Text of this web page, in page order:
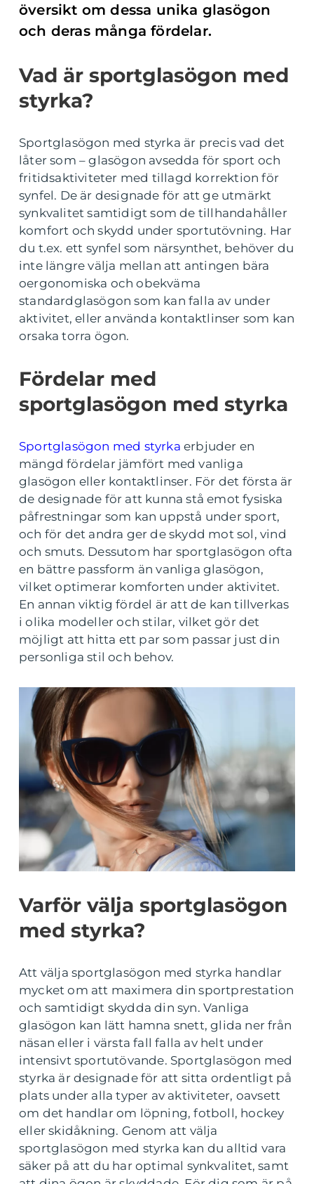
översikt om dessa unika glasögon
och deras många fördelar.
Vad är sportglasögon med
styrka?
Sportglasögon med styrka är precis vad det
låter som – glasögon avsedda för sport och
fritidsaktiviteter med tillagd korrektion för
synfel. De är designade för att ge utmärkt
synkvalitet samtidigt som de tillhandahåller
komfort och skydd under sportutövning. Har
du t.ex. ett synfel som närsynthet, behöver du
inte längre välja mellan att antingen bära
oergonomiska och obekväma
standardglasögon som kan falla av under
aktivitet, eller använda kontaktlinser som kan
orsaka torra ögon.
Fördelar med
sportglasögon med styrka
Sportglasögon med styrka erbjuder en
mängd fördelar jämfört med vanliga
glasögon eller kontaktlinser. För det första är
de designade för att kunna stå emot fysiska
påfrestningar som kan uppstå under sport,
och för det andra ger de skydd mot sol, vind
och smuts. Dessutom har sportglasögon ofta
en bättre passform än vanliga glasögon,
vilket optimerar komforten under aktivitet.
En annan viktig fördel är att de kan tillverkas
i olika modeller och stilar, vilket gör det
möjligt att hitta ett par som passar just din
personliga stil och behov.
Varför välja sportglasögon
med styrka?
Att välja sportglasögon med styrka handlar
mycket om att maximera din sportprestation
och samtidigt skydda din syn. Vanliga
glasögon kan lätt hamna snett, glida ner från
näsan eller i värsta fall falla av helt under
intensivt sportutövande. Sportglasögon med
styrka är designade för att sitta ordentligt på
plats under alla typer av aktiviteter, oavsett
om det handlar om löpning, fotboll, hockey
eller skidåkning. Genom att välja
sportglasögon med styrka kan du alltid vara
säker på att du har optimal synkvalitet, samt